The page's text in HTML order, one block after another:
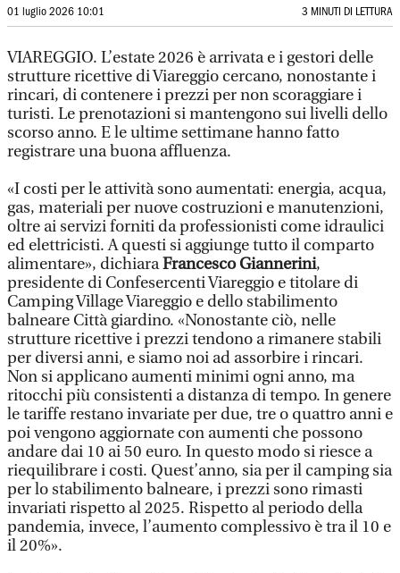
01 luglio 2026 10:01 3 MINUTI DI LETTURA
VIAREGGIO. L’estate 2026 è arrivata e i gestori delle
strutture ricettive di Viareggio cercano, nonostante i
rincari, di contenere i prezzi per non scoraggiare i
turisti. Le prenotazioni si mantengono sui livelli dello
scorso anno. E le ultime settimane hanno fatto
registrare una buona affluenza.
«I costi per le attività sono aumentati: energia, acqua,
gas, materiali per nuove costruzioni e manutenzioni,
oltre ai servizi forniti da professionisti come idraulici
ed elettricisti. A questi si aggiunge tutto il comparto
alimentare», dichiaraFrancesco Giannerini,
presidente di Confesercenti Viareggio e titolare di
Camping Village Viareggio e dello stabilimento
balneare Città giardino. «Nonostante ciò, nelle
strutture ricettive i prezzi tendono a rimanere stabili
per diversi anni, e siamo noi ad assorbire i rincari.
Non si applicano aumenti minimi ogni anno, ma
ritocchi più consistenti a distanza di tempo. In genere
le tariffe restano invariate per due, tre o quattro anni e
poi vengono aggiornate con aumenti che possono
andare dai 10 ai 50 euro. In questo modo si riesce a
riequilibrare i costi. Quest’anno, sia per il camping sia
per lo stabilimento balneare, i prezzi sono rimasti
invariati rispetto al 2025. Rispetto al periodo della
pandemia, invece, l’aumento complessivo è tra il 10 e
il 20%».